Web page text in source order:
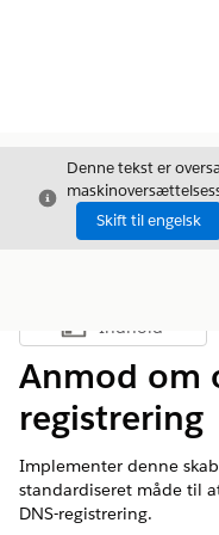
Luk
Denne tekst er
Skift til engelsk
Vis
Indhold
Anmod om
registrering
Implementer denne
standardiseret måde til
DNS-registrering.